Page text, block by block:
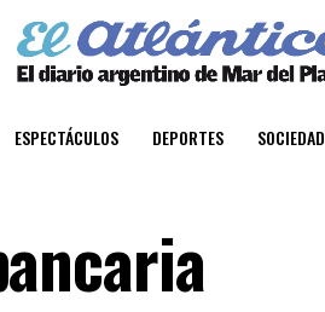
ESPECTÁCULOS DEPORTES SOCIEDAD